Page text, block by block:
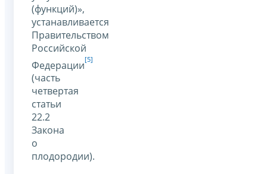
(функций)»,
устанавливается
Правительством
Российской
Федерации[5]
(часть
четвертая
статьи
22.2
Закона
о
плодородии).